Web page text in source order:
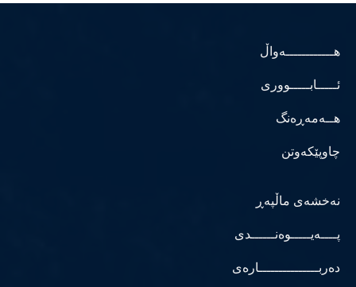
هــــــــــــەواڵ
ئـــــابـــــووری
هــەمەڕەنگ
چاوپێکەوتن
نەخشەی ماڵپەڕ
پــــەیـــــوەنــــــدی
دەربـــــــــــــــارەی